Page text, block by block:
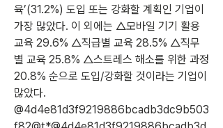
육’(31.2%) 도입 또는 강화할 계획인 기업이
가장 많았다. 이 외에는 △모바일 기기 활용
교육 29.6% △직급별 교육 28.5% △직무
별 교육 25.8% △스트레스 해소를 위한 과정
20.8% 순으로 도입/강화할 것이라는 기업이
많았다.
@4d4e81d3f9219886bcadb3dc9b503